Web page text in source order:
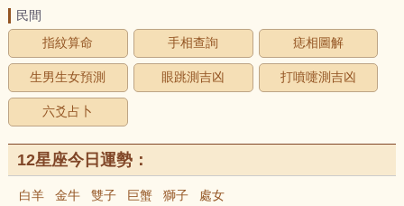
民間
指紋算命
手相查詢 痣相圖解
生男生女預測 眼跳測吉凶 打噴嚏測吉凶
六爻占卜
12星座今日運勢：
白羊 金牛 雙子 巨蟹 獅子 處女